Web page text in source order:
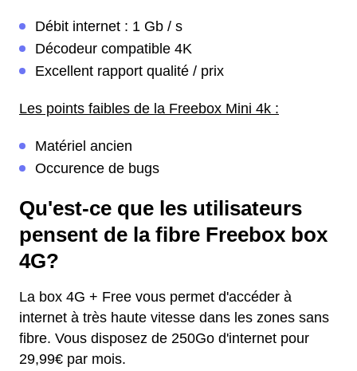
Débit internet : 1 Gb / s
Décodeur compatible 4K
Excellent rapport qualité / prix
Les points faibles de la Freebox Mini 4k :
Matériel ancien
Occurence de bugs
Qu'est-ce que les utilisateurs
pensent de la fibre Freebox box
4G?
La box 4G + Free vous permet d'accéder à
internet à très haute vitesse dans les zones sans
fibre. Vous disposez de 250Go d'internet pour
29,99€ par mois.